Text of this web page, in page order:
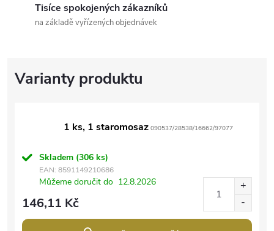
Tisíce spokojených zákazníků
na základě vyřízených objednávek
1 ks, 1 staromosaz 090537/28538/16662/97077
Skladem (306 ks)
EAN: 8591149210686
Můžeme doručit do 12.8.2026
146,11 Kč